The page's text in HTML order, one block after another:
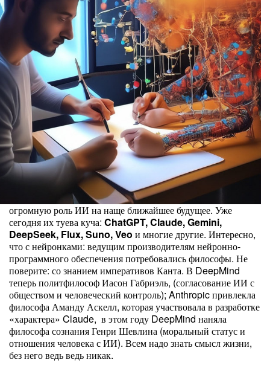
огромную роль ИИ на наще ближайшее будущее. Уже
сегодня их туева куча: ChatGPT, Claude, Gemini,
DeepSeek, Flux, Suno, Veo и многие другие. Интересно,
что с нейронками: ведущим производителям нейронно-
программного обеспечения потребовались философы. Не
поверите: со знанием императивов Канта. В DeepMind
теперь политфилософ Иасон Габриэль, (согласование ИИ с
обществом и человеческий контроль); Anthropic привлекла
философа Аманду Аскелл, которая участвовала в разработке
«характера» Claude, в этом году DeepMind наняла
философа сознания Генри Шевлина (моральный статус и
отношения человека с ИИ). Всем надо знать смысл жизни,
без него ведь ведь никак.